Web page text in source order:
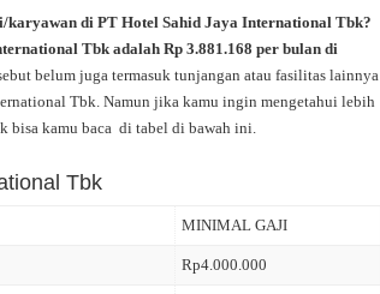
karyawan di PT Hotel Sahid Jaya International Tbk?
Tbk adalah Rp 3.881.168 per bulan di
belum juga termasuk tunjangan atau fasilitas lainnya
Tbk. Namun jika kamu ingin mengetahui lebih
bisa kamu baca di tabel di bawah ini.
Tbk
MINIMAL GAJI
Rp4.000.000